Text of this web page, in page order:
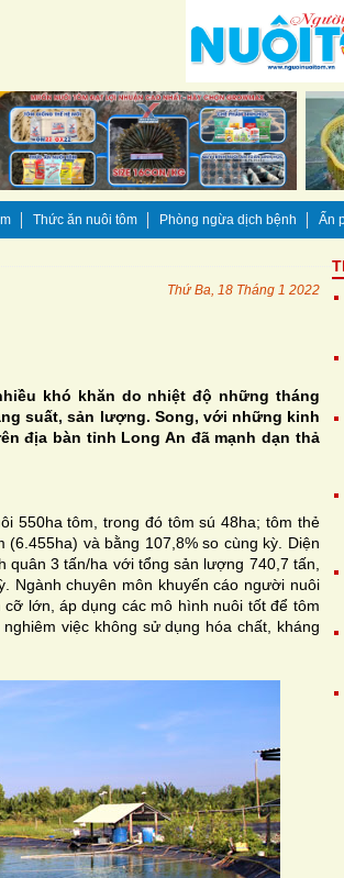
Thức ăn nuôi tôm Phòng ngừa dịch bệnh Ấn
Thứ Ba, 18 Tháng 1 2022
khó khăn do nhiệt độ những tháng
suất, sản lượng. Song, với những kinh
địa bàn tỉnh Long An đã mạnh dạn thả
550ha tôm, trong đó tôm sú 48ha; tôm thẻ
và bằng 107,8% so cùng kỳ. Diện
quân 3 tấn/ha với tổng sản lượng 740,7 tấn,
Ngành chuyên môn khuyến cáo người nuôi
lớn, áp dụng các mô hình nuôi tốt để tôm
việc không sử dụng hóa chất, kháng